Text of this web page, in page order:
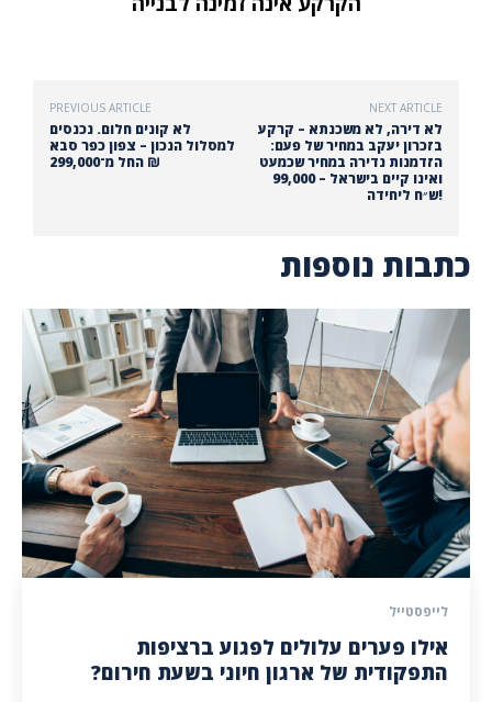
PREVIOUS ARTICLE
לא קונים חלום. נכנסים
למסלול הנכון – צפון כפר סבא
החל מ־299,000 ₪
NEXT ARTICLE
לא דירה, לא משכנתא – קרקע
בזכרון יעקב במחיר של פעם:
הזדמנות נדירה במחיר שכמעט
ואינו קיים בישראל – 99,000
ש״ח ליחידה!
כתבות נוספות
לייפסטייל
אילו פערים עלולים לפגוע ברציפות
התפקודית של ארגון חיוני בשעת חירום?